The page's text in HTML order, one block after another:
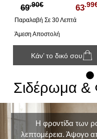
και Χωρητικότητα κάδου
69.90€ 63
Παραλαβή Σε 30 Λεπτά
Άμεση Αποστολή
Κάν’ το δικό σου
Σιδέρωμα &
Η φροντίδα των
λεπτομέρεια. Άψογο